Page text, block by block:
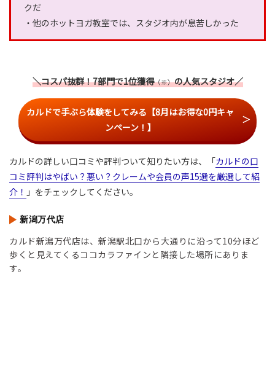
クだ
・他のホットヨガ教室では、スタジオ内が息苦しかった
＼コスパ抜群！7部門で1位獲得（※）の人気スタジオ／
カルドで手ぶら体験をしてみる【8月はお得な0円キャ
ンペーン！】
カルドの詳しい口コミや評判ついて知りたい方は、「カルドの口
コミ評判はやばい？悪い？クレームや会員の声15選を厳選して紹
介！ 」をチェックしてください。
新潟万代店
カルド新潟万代店は、新潟駅北口から大通りに沿って10分ほど
歩くと見えてくるココカラファインと隣接した場所にありま
す。